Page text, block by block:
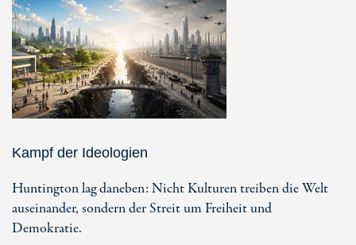
Kampf der Ideologien
Huntington lag daneben: Nicht Kulturen treiben die Welt
auseinander, sondern der Streit um Freiheit und
Demokratie.